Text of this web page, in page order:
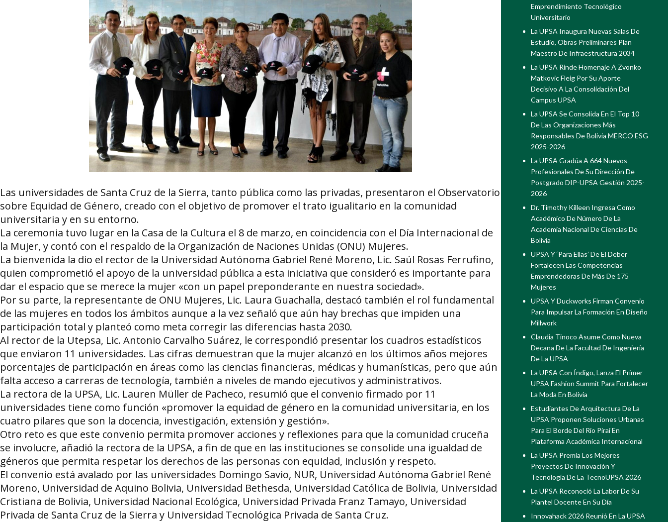
Las universidades de Santa Cruz de la Sierra, tanto pública como las privadas, presentaron el Observatorio
sobre Equidad de Género, creado con el objetivo de promover el trato igualitario en la comunidad
universitaria y en su entorno.
La ceremonia tuvo lugar en la Casa de la Cultura el 8 de marzo, en coincidencia con el Día Internacional de
la Mujer, y contó con el respaldo de la Organización de Naciones Unidas (ONU) Mujeres.
La bienvenida la dio el rector de la Universidad Autónoma Gabriel René Moreno, Lic. Saúl Rosas Ferrufino,
quien comprometió el apoyo de la universidad pública a esta iniciativa que consideró es importante para
dar el espacio que se merece la mujer «con un papel preponderante en nuestra sociedad».
Por su parte, la representante de ONU Mujeres, Lic. Laura Guachalla, destacó también el rol fundamental
de las mujeres en todos los ámbitos aunque a la vez señaló que aún hay brechas que impiden una
participación total y planteó como meta corregir las diferencias hasta 2030.
Al rector de la Utepsa, Lic. Antonio Carvalho Suárez, le correspondió presentar los cuadros estadísticos
que enviaron 11 universidades. Las cifras demuestran que la mujer alcanzó en los últimos años mejores
porcentajes de participación en áreas como las ciencias financieras, médicas y humanísticas, pero que aún
falta acceso a carreras de tecnología, también a niveles de mando ejecutivos y administrativos.
La rectora de la UPSA, Lic. Lauren Müller de Pacheco, resumió que el convenio firmado por 11
universidades tiene como función «promover la equidad de género en la comunidad universitaria, en los
cuatro pilares que son la docencia, investigación, extensión y gestión».
Otro reto es que este convenio permita promover acciones y reflexiones para que la comunidad cruceña
se involucre, añadió la rectora de la UPSA, a fin de que en las instituciones se consolide una igualdad de
géneros que permita respetar los derechos de las personas con equidad, inclusión y respeto.
El convenio está avalado por las universidades Domingo Savio, NUR, Universidad Autónoma Gabriel René
Moreno, Universidad de Aquino Bolivia, Universidad Bethesda, Universidad Católica de Bolivia, Universidad
Cristiana de Bolivia, Universidad Nacional Ecológica, Universidad Privada Franz Tamayo, Universidad
Privada de Santa Cruz de la Sierra y Universidad Tecnológica Privada de Santa Cruz.
Emprendimiento Tecnológico
Universitario
La UPSA Inaugura Nuevas Salas De
Estudio, Obras Preliminares Plan
Maestro De Infraestructura 2034
La UPSA Rinde Homenaje A Zvonko
Matkovic Fleig Por Su Aporte
Decisivo A La Consolidación Del
Campus UPSA
La UPSA Se Consolida En El Top 10
De Las Organizaciones Más
Responsables De Bolivia MERCO ESG
2025-2026
La UPSA Gradúa A 664 Nuevos
Profesionales De Su Dirección De
Postgrado DIP-UPSA Gestión 2025-
2026
Dr. Timothy Killeen Ingresa Como
Académico De Número De La
Academia Nacional De Ciencias De
Bolivia
UPSA Y ‘Para Ellas’ De El Deber
Fortalecen Las Competencias
Emprendedoras De Más De 175
Mujeres
UPSA Y Duckworks Firman Convenio
Para Impulsar La Formación En Diseño
Millwork
Claudia Tinoco Asume Como Nueva
Decana De La Facultad De Ingeniería
De La UPSA
La UPSA Con Índigo, Lanza El Primer
UPSA Fashion Summit Para Fortalecer
La Moda En Bolivia
Estudiantes De Arquitectura De La
UPSA Proponen Soluciones Urbanas
Para El Borde Del Río Piraí En
Plataforma Académica Internacional
La UPSA Premia Los Mejores
Proyectos De Innovación Y
Tecnología De La TecnoUPSA 2026
La UPSA Reconoció La Labor De Su
Plantel Docente En Su Día
Innovahack 2026 Reunió En La UPSA